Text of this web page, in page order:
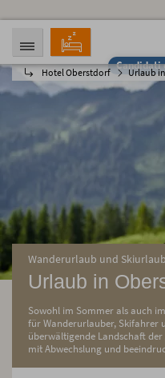
Candidati
Hotel Oberstdorf Urlaub
ARRIVO
09.08.2026
PARTENZA
14.08.2026
2 Personen
Wanderurlaub und
Urlaub in
Sowohl im Sommer als auch
für Wanderurlauber, Skifahrer
überwältigende Landschaft
mit Abwechslung und